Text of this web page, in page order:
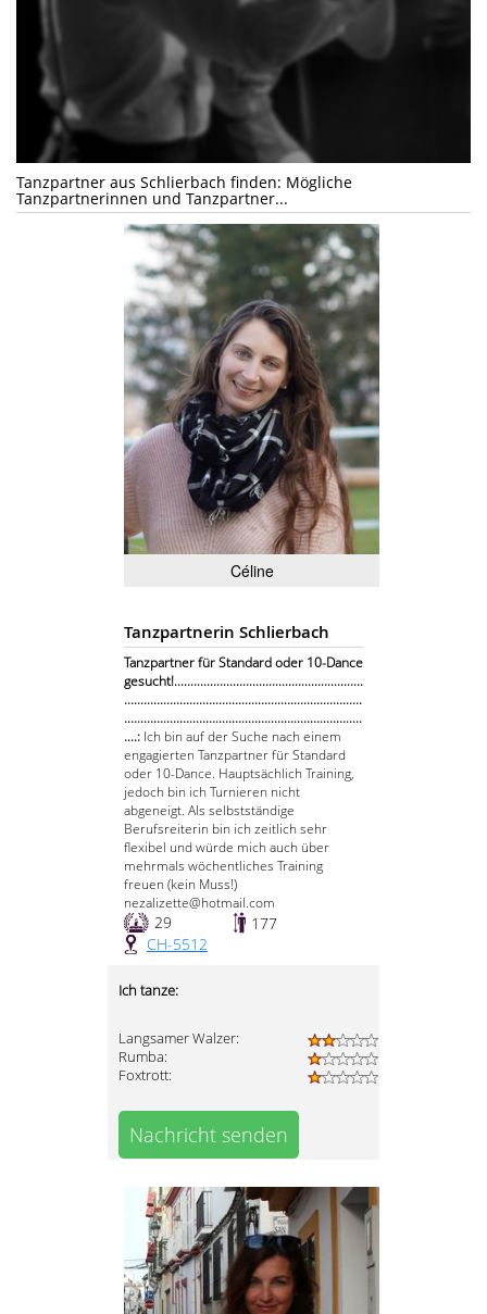
Tanzpartner aus Schlierbach finden: Mögliche
Tanzpartnerinnen und Tanzpartner...
Céline
Tanzpartnerin Schlierbach
Tanzpartner für Standard oder 10-Dance
gesucht!..........................................................
.........................................................................
.........................................................................
....: Ich bin auf der Suche nach einem
engagierten Tanzpartner für Standard
oder 10-Dance. Hauptsächlich Training,
jedoch bin ich Turnieren nicht
abgeneigt. Als selbstständige
Berufsreiterin bin ich zeitlich sehr
flexibel und würde mich auch über
mehrmals wöchentliches Training
freuen (kein Muss!)
nezalizette@hotmail.com
29
177
CH-5512
Ich tanze:
Langsamer Walzer:
Rumba:
Foxtrott:
Nachricht senden